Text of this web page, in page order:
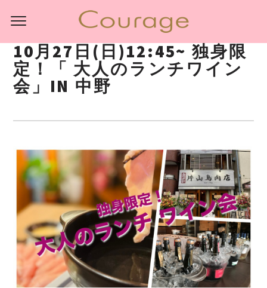
10月27日(日)12:45~ 独身限
定！「 大人のランチワイン
会」IN 中野